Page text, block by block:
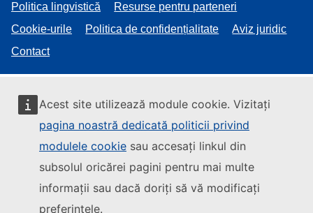
Acest site utilizează module cookie. Vizitați
pagina noastră dedicată politicii privind
modulele cookie sau accesați linkul din
subsolul oricărei pagini pentru mai multe
informații sau dacă doriți să vă modificați
preferințele.
Politica lingvistică
Resurse pentru parteneri
Cookie-urile
Politica de confidențialitate
Aviz juridic
Contact